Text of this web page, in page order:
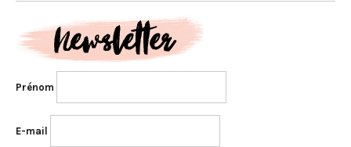
Prénom
E-mail